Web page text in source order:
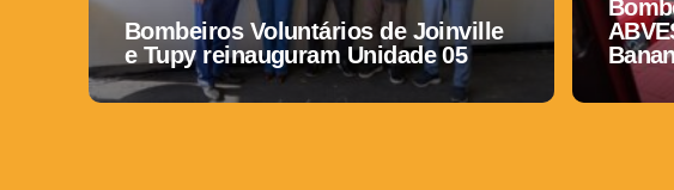
Bombeiros Voluntários de Joinville
e Tupy reinauguram Unidade 05